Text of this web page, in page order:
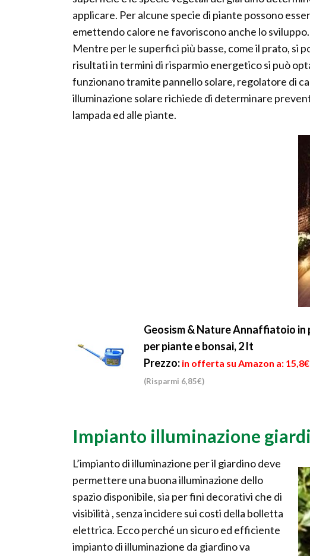
applicare. Per alcune specie di piante possono
emettendo calore ne favoriscono anche lo
Mentre per le superfici più basse, come il prato,
risultati in termini di risparmio energetico si può
funzionano tramite pannello solare, regolatore di
illuminazione solare richiede di determinare
lampada ed alle piante.
Geosism & Nature Annaffiatoio in
per piante e bonsai, 2 lt
Prezzo: in offerta su Amazon a: 15,8€
(Risparmi 6,85€)
Impianto illuminazione
L’impianto di illuminazione per il giardino deve
permettere una buona illuminazione dello
spazio disponibile, sia per fini decorativi che di
visibilità , senza incidere sui costi della bolletta
elettrica. Ecco perché un sicuro ed efficiente
impianto di illuminazione da giardino va